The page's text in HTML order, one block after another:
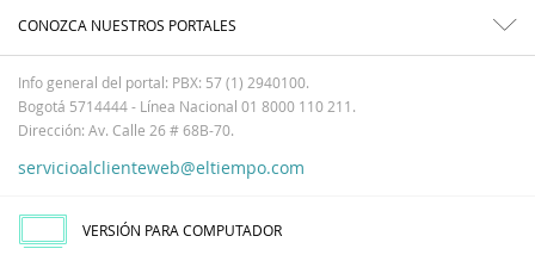
CONOZCA NUESTROS PORTALES
Info general del portal: PBX: 57 (1) 2940100.
Bogotá 5714444 - Línea Nacional 01 8000 110 211.
Dirección: Av. Calle 26 # 68B-70.
servicioalclienteweb@eltiempo.com
VERSIÓN PARA COMPUTADOR